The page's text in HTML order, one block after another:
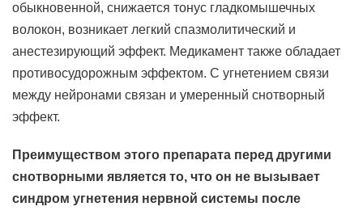
обыкновенной, снижается тонус гладкомышечных
волокон, возникает легкий спазмолитический и
анестезирующий эффект. Медикамент также обладает
противосудорожным эффектом. С угнетением связи
между нейронами связан и умеренный снотворный
эффект.
Преимуществом этого препарата перед другими
снотворными является то, что он не вызывает
синдром угнетения нервной системы после